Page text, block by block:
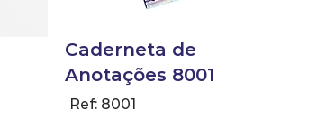
Caderneta de
Anotações 8001
Ref: 8001